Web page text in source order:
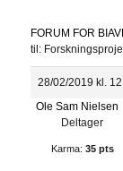
FORUM FOR
til:
28/02/2019 kl.
Ole Sam Nielsen
Deltager
Karma: 35 pts